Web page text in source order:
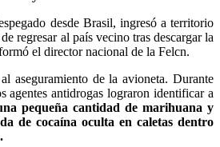
desde Brasil, ingresó a territorio
regresar al país vecino tras descargar la
el director nacional de la Felcn.
aseguramiento de la avioneta. Durante
agentes antidrogas lograron identificar a
pequeña cantidad de marihuana y
de cocaína oculta en caletas dentro